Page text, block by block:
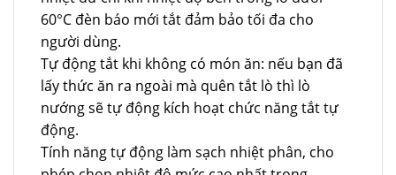
60°C đèn báo mới tắt đảm bảo tối đa cho
người dùng.
Tự động tắt khi không có món ăn: nếu bạn đã
lấy thức ăn ra ngoài mà quên tắt lò thì lò
nướng sẽ tự động kích hoạt chức năng tắt tự
động.
Tính năng tự động làm sạch nhiệt phân, cho